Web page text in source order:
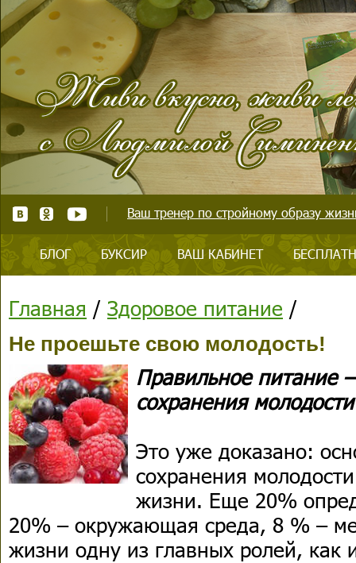
Ваш тренер по стройному образу
БЛОГ БУКСИР ВАШ КАБИНЕТ
Главная / Здоровое питание /
Не проешьте свою молодость!
Правильное питание
сохранения
Это уже доказано:
сохранения
жизни. Еще 20%
20% – окружающая среда, 8 % –
жизни одну из главных ролей, как